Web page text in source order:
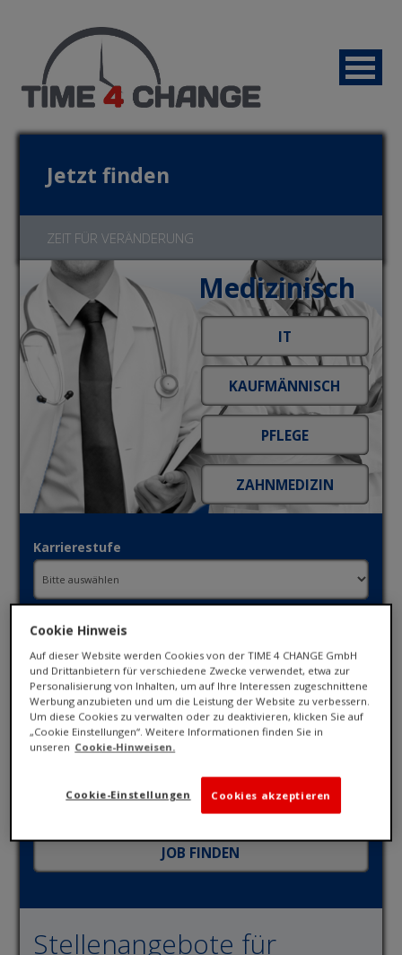
Jetzt bewerben!
Jetzt finden
ZEIT FÜR VERÄNDERUNG
Medizinisch
Karrierestufe
Ort / PLZ
Umkreis
Stellenangebote für
Cookie Hinweis
Auf dieser Website werden Cookies von der TIME 4 CHANGE GmbH
und Drittanbietern für verschiedene Zwecke verwendet, etwa zur
Personalisierung von Inhalten, um auf Ihre Interessen zugeschnittene
Werbung anzubieten und um die Leistung der Website zu verbessern.
Um diese Cookies zu verwalten oder zu deaktivieren, klicken Sie auf
„Cookie Einstellungen“. Weitere Informationen finden Sie in
unseren Cookie-Hinweisen.
Cookies akzeptieren
Cookie-Einstellungen